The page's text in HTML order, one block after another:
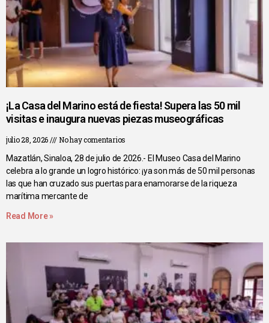
¡La Casa del Marino está de fiesta! Supera las 50 mil
visitas e inaugura nuevas piezas museográficas
julio 28, 2026
No hay comentarios
Mazatlán, Sinaloa, 28 de julio de 2026.- El Museo Casa del Marino
celebra a lo grande un logro histórico: ¡ya son más de 50 mil personas
las que han cruzado sus puertas para enamorarse de la riqueza
marítima mercante de
Read More »